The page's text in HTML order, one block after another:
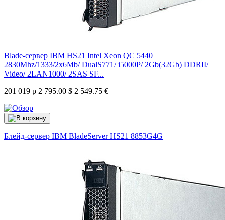
Blade-сервер IBM HS21 Intel Xeon QC 5440
2830Mhz/1333/2x6Mb/ DualS771/ i5000P/ 2Gb(32Gb) DDRII/
Video/ 2LAN1000/ 2SAS SF...
201 019 р 2 795.00 $ 2 549.75 €
Блейд-сервер IBM BladeServer HS21 8853G4G